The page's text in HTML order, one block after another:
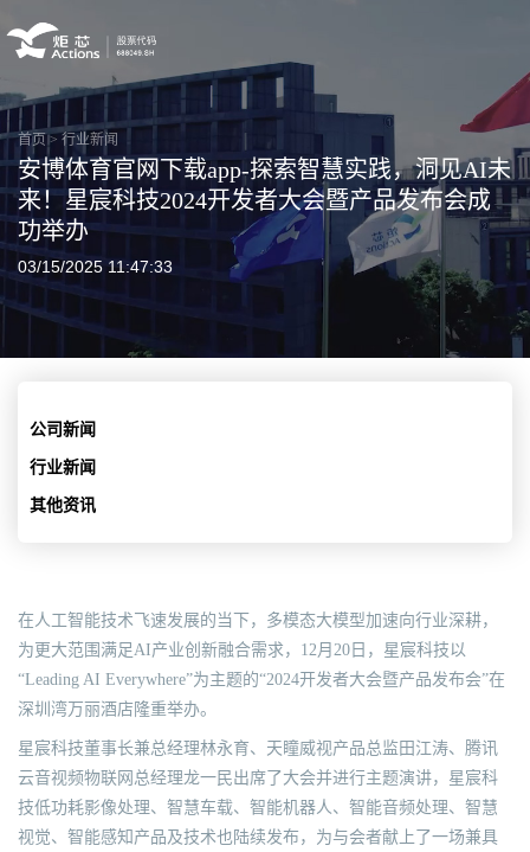
首页> 行业新闻
安博体育官网下载app-探索智慧实践，洞见AI未
来！星宸科技2024开发者大会暨产品发布会成
功举办
03/15/2025 11:47:33
公司新闻
行业新闻
其他资讯
在人工智能技术飞速发展的当下，多模态大模型加速向行业深耕，
为更大范围满足AI产业创新融合需求，12月20日，星宸科技以
“Leading AI Everywhere”为主题的“2024开发者大会暨产品发布会”在
深圳湾万丽酒店隆重举办。
星宸科技董事长兼总经理林永育、天瞳威视产品总监田江涛、腾讯
云音视频物联网总经理龙一民出席了大会并进行主题演讲，星宸科
技低功耗影像处理、智慧车载、智能机器人、智能音频处理、智慧
视觉、智能感知产品及技术也陆续发布，为与会者献上了一场兼具